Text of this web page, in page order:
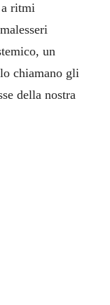
a ritmi
un
chiamano gli
della nostra